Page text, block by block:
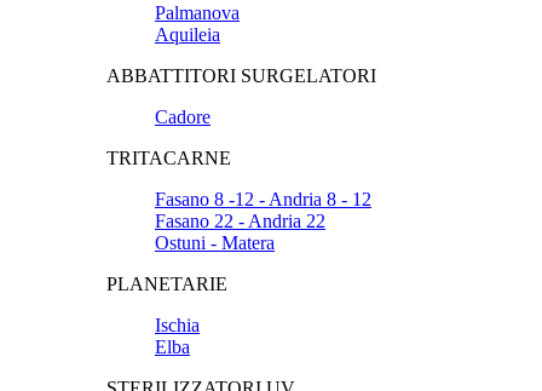
Palmanova
Aquileia
ABBATTITORI SURGELATORI
Cadore
TRITACARNE
Fasano 8 -12 - Andria 8 - 12
Fasano 22 - Andria 22
Ostuni - Matera
PLANETARIE
Ischia
Elba